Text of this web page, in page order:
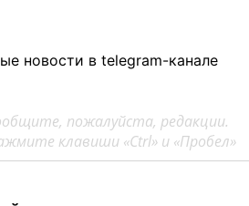
новости в telegram-канале
пожалуйста, редакции.
клавиши «Ctrl» и «Пробел»